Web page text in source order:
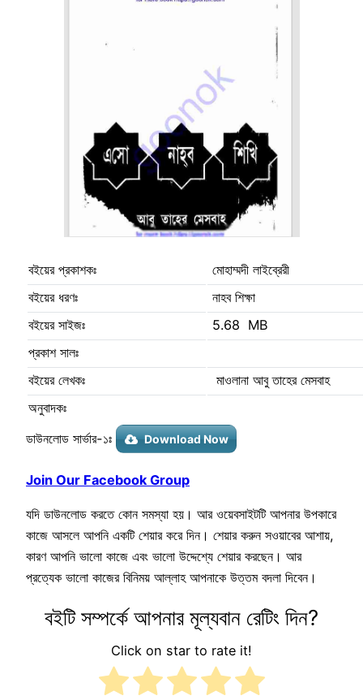
বইয়ের প্রকাশকঃ
মোহাম্মদী লাইব্রেরী
বইয়ের ধরণঃ
নাহব শিক্ষা
বইয়ের সাইজঃ
5.68 MB
প্রকাশ সালঃ
বইয়ের লেখকঃ
মাওলানা আবু তাহের মেসবাহ
অনুবাদকঃ
ডাউনলোড সার্ভার-১ঃ
Download Now
Join Our Facebook Group
যদি ডাউনলোড করতে কোন সমস্যা হয়। আর ওয়েবসাইটটি আপনার উপকারে
কাজে আসলে আপনি একটি শেয়ার করে দিন। শেয়ার করুন সওয়াবের আশায়,
কারণ আপনি ভালো কাজে এবং ভালো উদ্দেশ্যে শেয়ার করছেন। আর
প্রত্যেক ভালো কাজের বিনিময় আল্লাহ আপনাকে উত্তম বদলা দিবেন।
বইটি সম্পর্কে আপনার মূল্যবান রেটিং দিন?
Click on star to rate it!